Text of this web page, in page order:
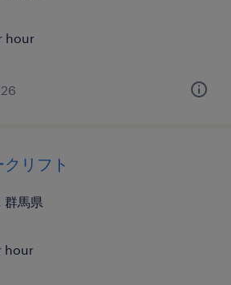
hour
リフト
群馬県
hour